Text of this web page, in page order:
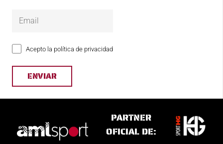
Acepto la política de privacidad
PARTNER
OFICIAL DE: